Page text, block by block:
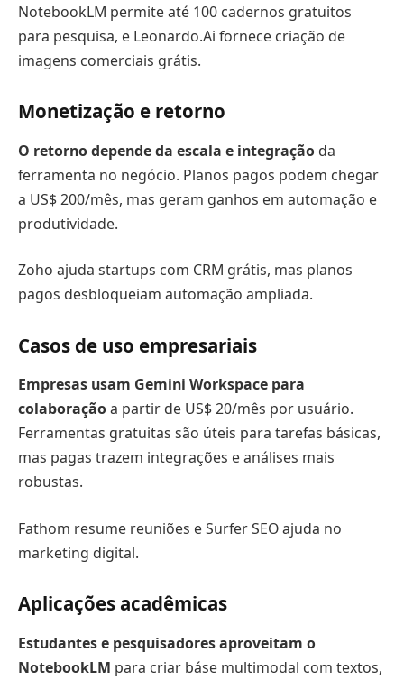
NotebookLM permite até 100 cadernos gratuitos
para pesquisa, e Leonardo.Ai fornece criação de
imagens comerciais grátis.
Monetização e retorno
O retorno depende da escala e integração da
ferramenta no negócio. Planos pagos podem chegar
a US$ 200/mês, mas geram ganhos em automação e
produtividade.
Zoho ajuda startups com CRM grátis, mas planos
pagos desbloqueiam automação ampliada.
Casos de uso empresariais
Empresas usam Gemini Workspace para
colaboraçãoa partir de US$ 20/mês por usuário.
Ferramentas gratuitas são úteis para tarefas básicas,
mas pagas trazem integrações e análises mais
robustas.
Fathom resume reuniões e Surfer SEO ajuda no
marketing digital.
Aplicações acadêmicas
Estudantes e pesquisadores aproveitam o
NotebookLM para criar báse multimodal com textos,